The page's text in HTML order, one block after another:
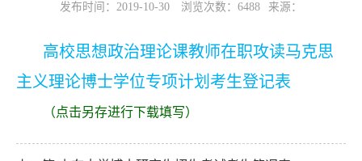
发布时间：2019-10-30 浏览次数： 6488 来源：
高校思想政治理论课教师在职攻读马克思
主义理论博士学位专项计划考生登记表
（点击另存进行下载填写）